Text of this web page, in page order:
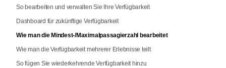
So bearbeiten und verwalten Sie Ihre Verfügbarkeit
Dashboard für zukünftige Verfügbarkeit
Wie man die Mindest-/Maximalpassagierzahl bearbeitet
Wie man die Verfügbarkeit mehrerer Erlebnisse teilt
So fügen Sie wiederkehrende Verfügbarkeit hinzu